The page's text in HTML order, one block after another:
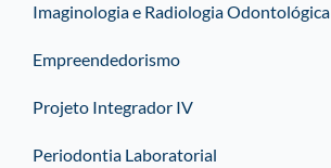
Imaginologia e Radiologia Odontológica
Empreendedorismo
Projeto Integrador IV
Periodontia Laboratorial